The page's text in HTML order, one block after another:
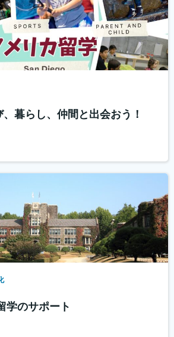
暮らし、仲間と出会おう！
学のサポート